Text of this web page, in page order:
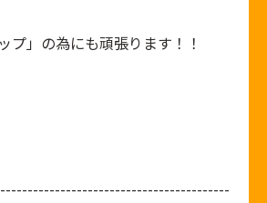
プ」の為にも頑張ります！！